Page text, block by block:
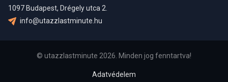
1097 Budapest, Drégely utca 2.
info@utazzlastminute.hu
© utazzlastminute 2026. Minden jog fenntartva!
Adatvédelem